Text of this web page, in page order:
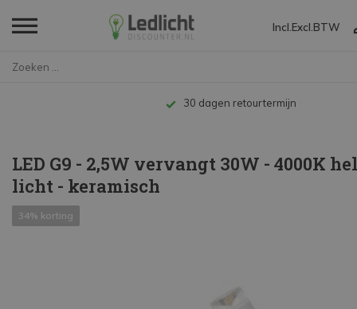
Incl. Excl. BTW
Tot 10 jaar garantie
LED G9 - 2,5W vervangt 30W - 4000K
licht - keramisch
34% korting